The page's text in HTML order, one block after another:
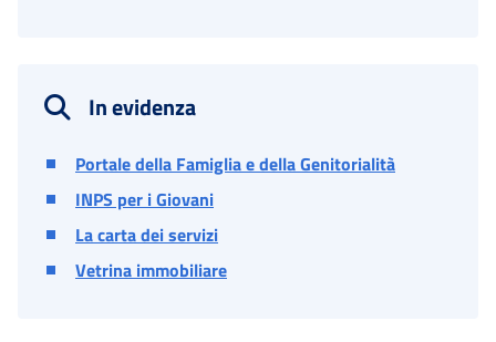
In evidenza
Portale della Famiglia e della Genitorialità
INPS per i Giovani
La carta dei servizi
Vetrina immobiliare